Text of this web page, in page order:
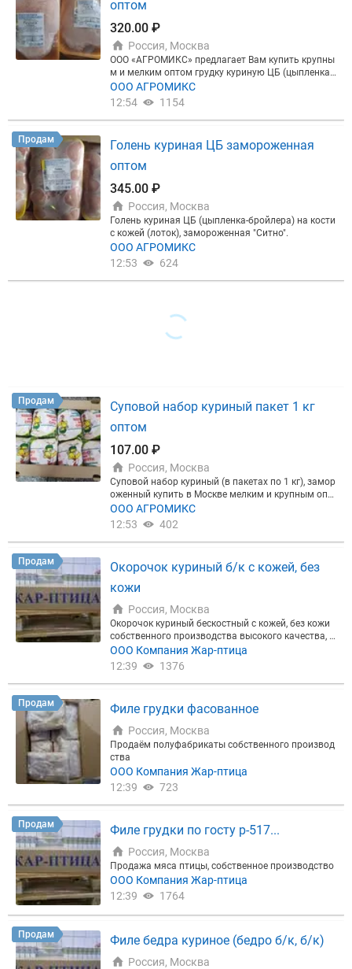
оптом
320.00 ₽
Россия, Москва
ООО «АГРОМИКС» предлагает Вам купить крупны
м и мелким оптом грудку куриную ЦБ (цыпленка-
бройлера) в лотке от производителя «Ситно». Све
жие даты. Срок годности 6 месяцев. Товар в нали
Рябиновая, дом 47). У нас вы можете приобрести
й, есть тушки, части, вся разделка, субпродукты в
монолите и лотке, а также свинину, говядину, утку,
субпродукты, замороженные ягоды и овощи, рыб
у. Весь ассортимент предлагаемых товаров смот
рите на нашем сайте.
ООО АГРОМИКС
12:54
1154
Продам
Голень куриная ЦБ замороженная
оптом
345.00 ₽
Россия, Москва
Голень куриная ЦБ (цыпленка-бройлера) на кости
с кожей (лоток), замороженная "Ситно".
ООО АГРОМИКС
12:53
624
Продам
Суповой набор куриный пакет 1 кг
оптом
107.00 ₽
Россия, Москва
Суповой набор куриный (в пакетах по 1 кг), замор
оженный купить в Москве мелким и крупным опт
ом от производителя «Ситно». Товар в наличии.
Ждем ваших заявок. Посетите наш сайт. А также
а, субпродукты, мясо утки, полуфабрикаты, карто
щи, ягоды и фрукты, овощные и компотные смеси,
масло сливочное из Аргентины.
ООО АГРОМИКС
12:53
402
Продам
Окорочок куриный б/к с кожей, без
кожи
Россия, Москва
Окорочок куриный бескостный с кожей, без кожи
собственного производства высокого качества, д
ля удобства транспортировки и хранения фасует
ся в гофротару по 20 кг в индивидуальных пакета
ый гл зам 15 кг Россия
ООО Компания Жар-птица
12:39
1376
Продам Филе грудки фасованное
Россия, Москва
Продаём полуфабрикаты собственного производ
ства
ООО Компания Жар-птица
12:39
723
Продам Филе грудки по госту р-517...
Россия, Москва
Продажа мяса птицы, собственное производство
ООО Компания Жар-птица
12:39
1764
Продам Филе бедра куриное (бедро б/к, б/к)
Россия, Москва